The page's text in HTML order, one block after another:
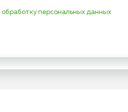
обработку персональных данных